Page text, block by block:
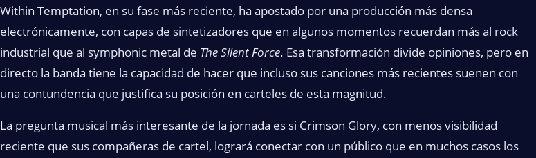
Within Temptation, en su fase más reciente, ha apostado por una producción más densa
electrónicamente, con capas de sintetizadores que en algunos momentos recuerdan más al rock
industrial que al symphonic metal de The Silent Force. Esa transformación divide opiniones, pero en
directo la banda tiene la capacidad de hacer que incluso sus canciones más recientes suenen con
una contundencia que justifica su posición en carteles de esta magnitud.
La pregunta musical más interesante de la jornada es si Crimson Glory, con menos visibilidad
reciente que sus compañeras de cartel, logrará conectar con un público que en muchos casos los